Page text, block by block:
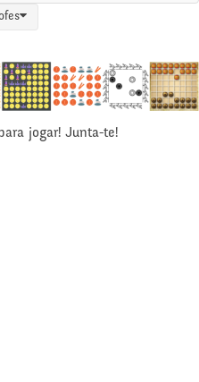
jogar! Junta-te!